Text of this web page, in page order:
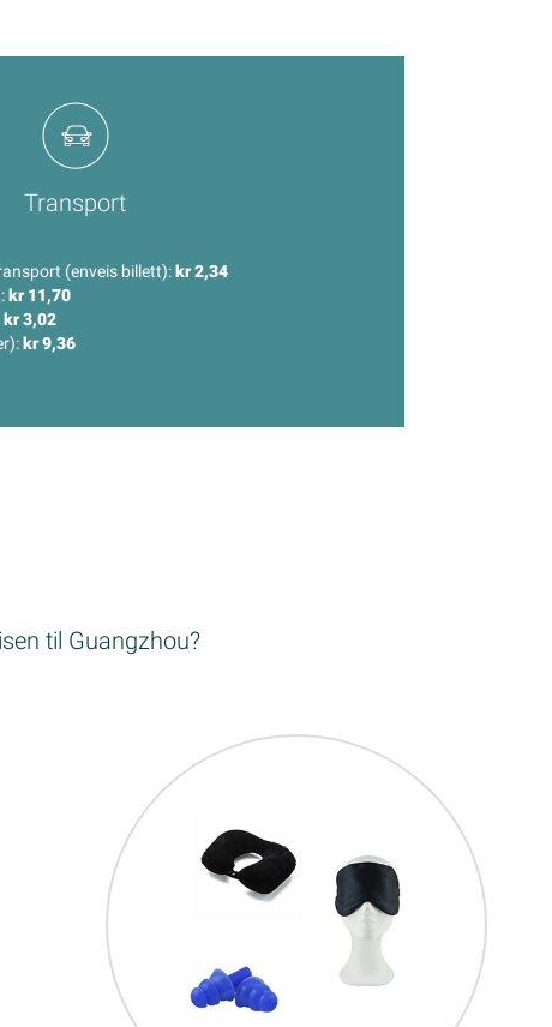
Transport
(enveis billett):kr 2,34
kr 11,70
kr 3,02
kr 9,36
til Guangzhou?